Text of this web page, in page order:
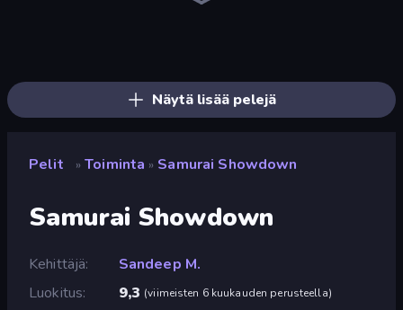
Näytä lisää pelejä
Pelit » Toiminta » Samurai Showdown
Samurai Showdown
Kehittäjä
Sandeep M.
Luokitus
9,3 (viimeisten 6 kuukauden perusteella)